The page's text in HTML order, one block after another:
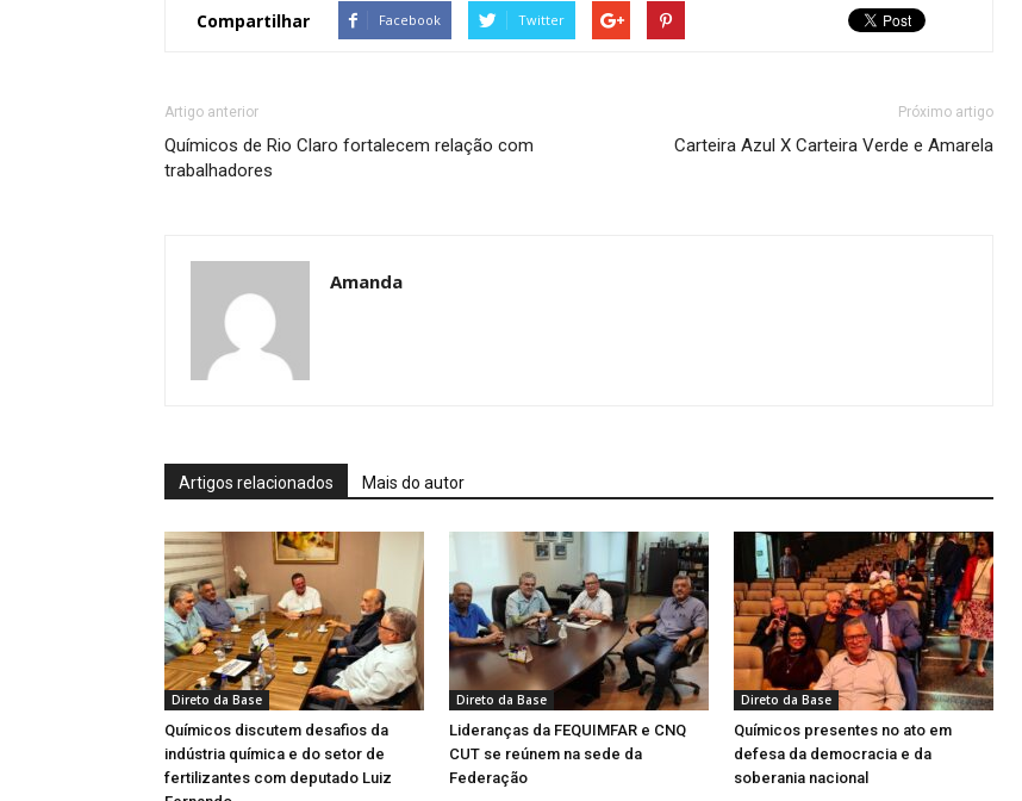
Compartilhar Facebook Twitter
Artigo anterior
Químicos de Rio Claro fortalecem relação com
trabalhadores
Próximo artigo
Carteira Azul X Carteira Verde e Amarela
Amanda
Artigos relacionados Mais do autor
Direto da Base
Químicos discutem desafios da
indústria química e do setor de
fertilizantes com deputado Luiz
Direto da Base
Lideranças da FEQUIMFAR e CNQ
CUT se reúnem na sede da
Federação
Direto da Base
Químicos presentes no ato em
defesa da democracia e da
soberania nacional